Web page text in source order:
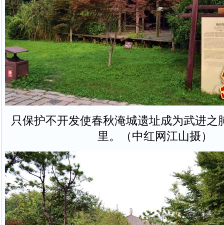
只保护不开发使春秋淹城遗址成为武进之
里。（中红网江山摄）